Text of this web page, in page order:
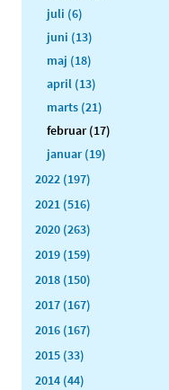
juli (6)
juni (13)
maj (18)
april (13)
marts (21)
februar (17)
januar (19)
2022 (197)
2021 (516)
2020 (263)
2019 (159)
2018 (150)
2017 (167)
2016 (167)
2015 (33)
2014 (44)